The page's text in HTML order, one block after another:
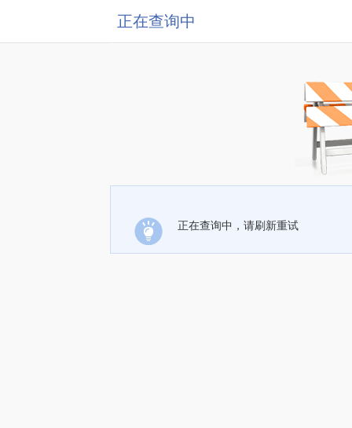
正在查询中
正在查询中，请刷新重试